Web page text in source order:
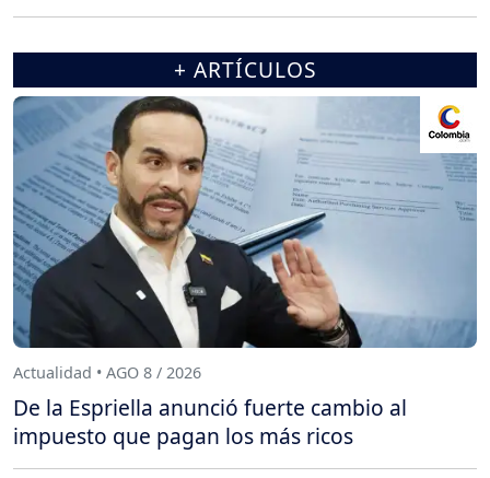
+ ARTÍCULOS
Actualidad • AGO 8 / 2026
De la Espriella anunció fuerte cambio al
impuesto que pagan los más ricos